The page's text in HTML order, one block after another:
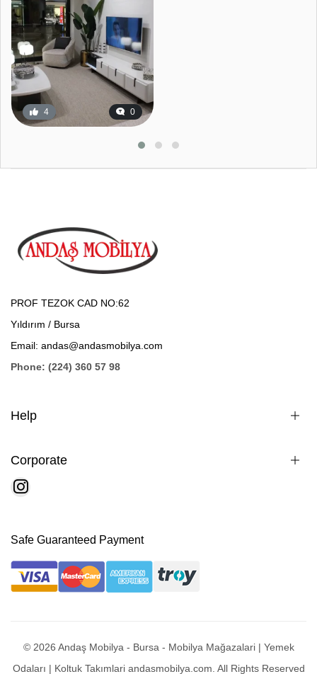
4 0
PROF TEZOK CAD NO:62
Yıldırım / Bursa
Email: andas@andasmobilya.com
Phone: (224) 360 57 98
Help
Corporate
Safe Guaranteed Payment
© 2026 Andaş Mobilya - Bursa - Mobilya Mağazalari | Yemek
Odaları | Koltuk Takımlari andasmobilya.com. All Rights Reserved